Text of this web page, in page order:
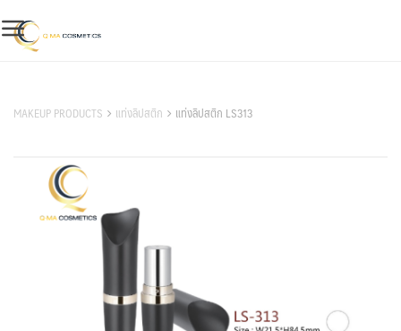
to
content
MAKEUP PRODUCTS แท่งลิปสติก แท่งลิปสติก LS313